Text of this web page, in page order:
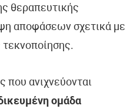
θεραπευτικής
αποφάσεων σχετικά με
που ανιχνεύονται
ομάδα